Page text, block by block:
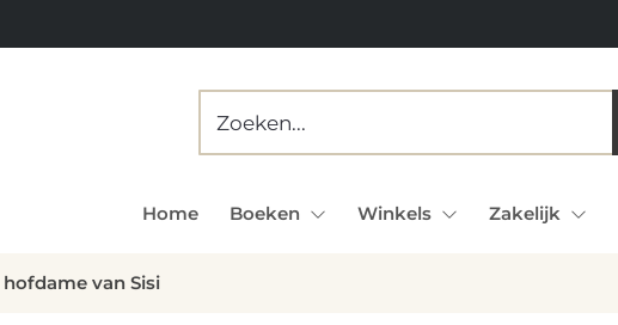
Home Boeken Winkels Zakelijk
hofdame van Sisi